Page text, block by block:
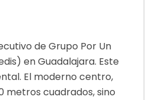
de Grupo Por Un
en Guadalajara. Este
El moderno centro,
metros cuadrados, sino